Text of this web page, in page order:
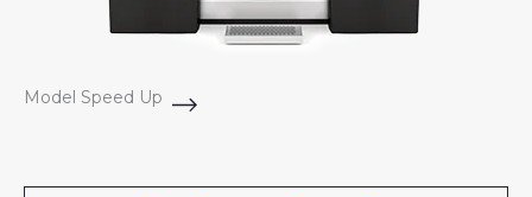
Model Speed Up